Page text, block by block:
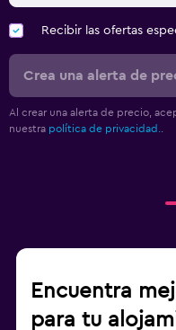
Recibir las ofertas
Crea una alerta de
Al crear una alerta de precio,
nuestra política de privacidad.
Encuentra
para tu